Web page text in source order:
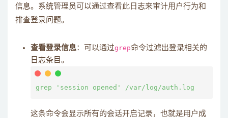
信息。系统管理员可以通过查看此日志来审计用户行为和
排查登录问题。
查看登录信息：可以通过grep命令过滤出登录相关的
日志条目。
这条命令会显示所有的会话开启记录，也就是用户成